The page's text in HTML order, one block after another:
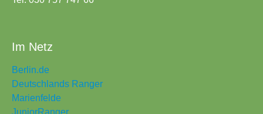
Im Netz
Berlin.de
Deutschlands Ranger
Marienfelde
JuniorRanger